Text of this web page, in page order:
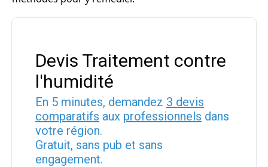
Devis Traitement contre
l'humidité
En 5 minutes, demandez 3 devis
comparatifs aux professionnels dans
votre région.
Gratuit, sans pub et sans
engagement.